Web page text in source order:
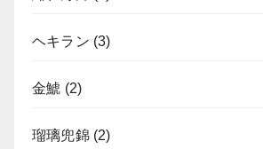
ヘキラン (3)
金鯱 (2)
瑠璃兜錦(2)